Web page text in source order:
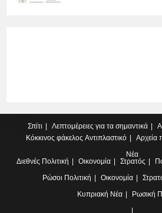
Σπίτι Λεπτομέρειες για τα σημαντικά
Κόκκινος φάκελος Αντιπλαστικό Αρχεία
Νέα
Διεθνές Πολιτική Οικονομία Στρατός
Ρώσοι Πολιτική Οικονομία
Κυπριακή Νέα Ρωσική